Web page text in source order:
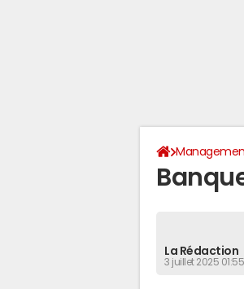
La Rédaction
3 juillet 2025 01:55